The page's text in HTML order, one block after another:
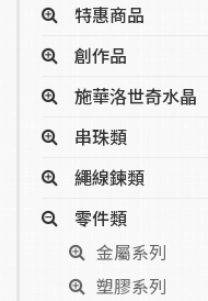
特惠商品
創作品
施華洛世奇水晶
串珠類
繩線鍊類
零件類
金屬系列
塑膠系列